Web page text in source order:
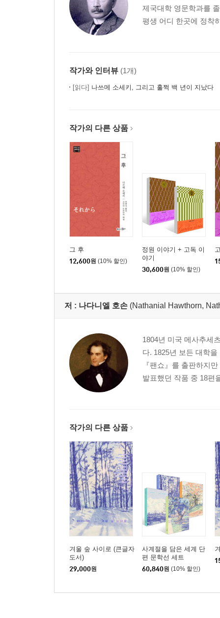
제국대학 영문학과를
평생 어디 한곳에 정착
작가와 인터뷰 (1개)
[읽다] 나쓰메 소세키, 그리고 훌쩍 백 년이 지났다
작가의 다른 상품
그 후
12,600원 (10% 할인)
정원 이야기 + 고독 이
야기
30,600원 (10% 할인)
저 : 나다니엘 호손 (Nathanial Hawthorn,
1804년 미국 메사추세
다. 1825년 보든 대학
『팬쇼』를 출판하지
발표했던 작품 중 18편
작가의 다른 상품
겨울 숲 사이로 (큰글자
도서)
29,000원
사계절을 담은 세계 단
편 문학선 세트
60,840원 (10% 할인)